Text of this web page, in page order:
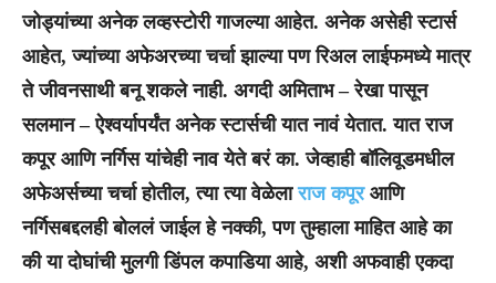
जोड्यांच्या अनेक लव्हस्टोरी गाजल्या आहेत. अनेक असेही स्टार्स
आहेत, ज्यांच्या अफेअरच्या चर्चा झाल्या पण रिअल लाईफमध्ये मात्र
ते जीवनसाथी बनू शकले नाही. अगदी अमिताभ – रेखा पासून
सलमान – ऐश्वर्यापर्यंत अनेक स्टार्सची यात नावं येतात. यात राज
कपूर आणि नर्गिस यांचेही नाव येते बरं का. जेव्हाही बॉलिवूडमधील
अफेअर्सच्या चर्चा होतील, त्या त्या वेळेलाराज कपूरआणि
नर्गिसबद्दलही बोललं जाईल हे नक्की, पण तुम्हाला माहित आहे का
की या दोघांची मुलगी डिंपल कपाडिया आहे, अशी अफवाही एकदा